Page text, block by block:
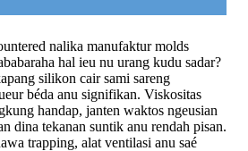
nalika manufaktur molds
hal ieu nu urang kudu sadar?
silikon cair sami sareng
béda anu signifikan. Viskositas
handap, janten waktos ngeusian
dina tekanan suntik anu rendah pisan.
trapping, alat ventilasi anu saé